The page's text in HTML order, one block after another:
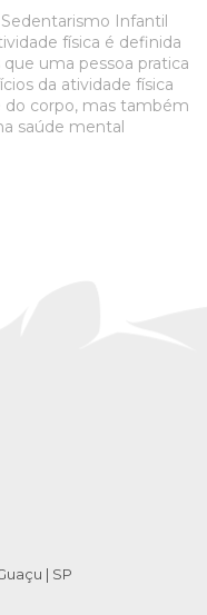
Infantil
física é definida
uma pessoa pratica
da atividade física
do corpo, mas também
saúde mental
| SP